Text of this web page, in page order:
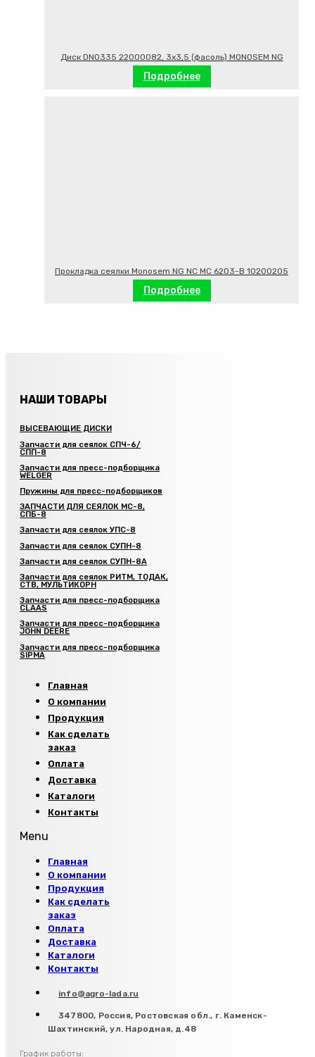
Диск DN0335 22000082, 3х3,5 (фасоль) MONOSEM NG
Подробнее
Прокладка сеялки Monosem NG NC MC 6203-B 10200205
Подробнее
НАШИ ТОВАРЫ
ВЫСЕВАЮЩИЕ ДИСКИ
Запчасти для сеялок СПЧ-6/
СПП-8
Запчасти для пресс-подборщика
WELGER
Пружины для пресс-подборщиков
ЗАПЧАСТИ ДЛЯ СЕЯЛОК МС-8,
СПБ-8
Запчасти для сеялок УПС-8
Запчасти для сеялок СУПН-8
Запчасти для сеялок СУПН-8А
Запчасти для сеялок РИТМ, ТОДАК,
СТВ, МУЛЬТИКОРН
Запчасти для пресс-подборщика
CLAAS
Запчасти для пресс-подборщика
JOHN DEERE
Запчасти для пресс-подборщика
SIPMA
Главная
О компании
Продукция
Как сделать
заказ
Оплата
Доставка
Каталоги
Контакты
Menu
Главная
О компании
Продукция
Как сделать
заказ
Оплата
Доставка
Каталоги
Контакты
info@agro-lada.ru
347800, Россия, Ростовская обл., г. Каменск-
Шахтинский, ул. Народная, д.48
График работы: